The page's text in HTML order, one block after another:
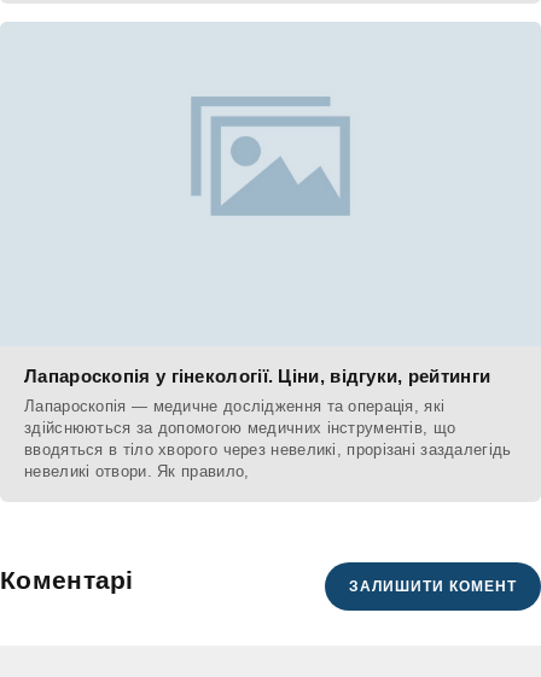
Лапароскопія у гінекології. Ціни, відгуки, рейтинги
Лапароскопія — медичне дослідження та операція, які
здійснюються за допомогою медичних інструментів, що
вводяться в тіло хворого через невеликі, прорізані заздалегідь
невеликі отвори. Як правило,
Коментарі ЗАЛИШИТИ КОМЕНТ